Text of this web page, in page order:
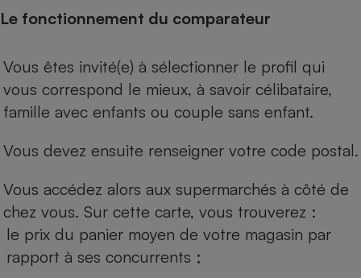
Le fonctionnement du comparateur
Vous êtes invité(e) à sélectionner le profil qui
vous correspond le mieux, à savoir célibataire,
famille avec enfants ou couple sans enfant.
Vous devez ensuite renseigner votre code postal.
Vous accédez alors aux supermarchés à côté de
chez vous. Sur cette carte, vous trouverez :
le prix du panier moyen de votre magasin par
rapport à ses concurrents ;